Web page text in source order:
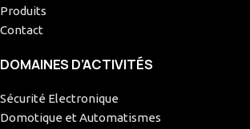
Produits
Contact
DOMAINES D’ACTIVITÉS
Sécurité Electronique
Domotique et Automatismes